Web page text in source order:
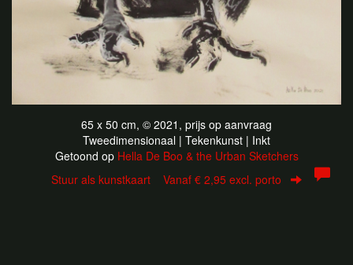
65 x 50 cm, © 2021, prijs op aanvraag
Tweedimensionaal | Tekenkunst | Inkt
Getoond op Hella De Boo & the Urban Sketchers
Stuur als kunstkaart Vanaf € 2,95 excl. porto